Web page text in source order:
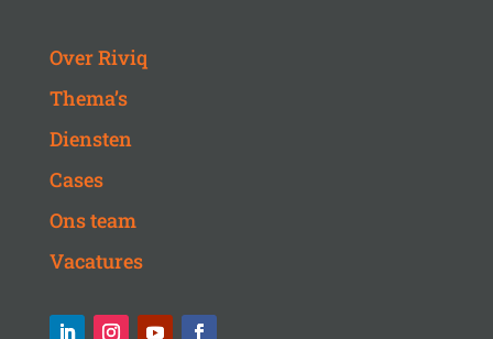
Over Riviq
Thema’s
Diensten
Cases
Ons team
Vacatures